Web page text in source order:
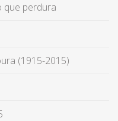
que perdura
(1915-2015)